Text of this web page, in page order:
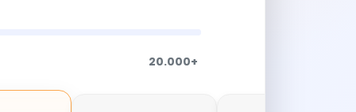
20.000+